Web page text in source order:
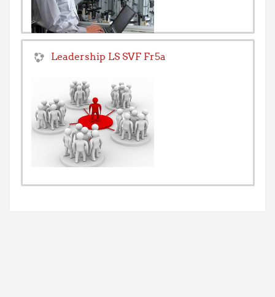
Leadership LS SVF Fr5a
Trainer/in:Robert Gut